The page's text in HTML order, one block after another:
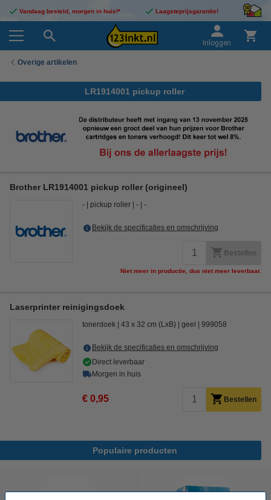
Vandaag besteld, morgen in huis!* Laagsteprijsgarantie!
Inloggen
Overige artikelen
LR1914001 pickup roller
Brother LR1914001 pickup roller (origineel)
- pickup roller - -
Bekijk de specificaties en omschrijving
Bestellen
Niet meer in productie, dus niet meer leverbaar.
Laserprinter reinigingsdoek
tonerdoek 43 x 32 cm (LxB) geel 999058
Bekijk de specificaties en omschrijving
Direct leverbaar
Morgen in huis
€ 0,95 Bestellen
Populaire producten